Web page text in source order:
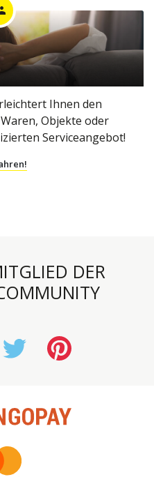
Ihnen den
Objekte oder
Serviceangebot!
DER